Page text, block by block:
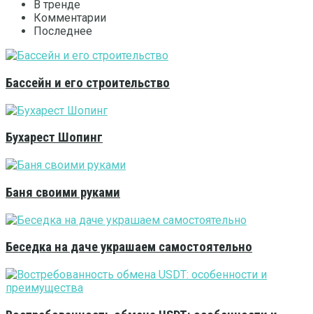
В тренде
Комментарии
Последнее
Бассейн и его строительство
Бухарест Шопинг
Баня своими руками
Беседка на даче украшаем самостоятельно